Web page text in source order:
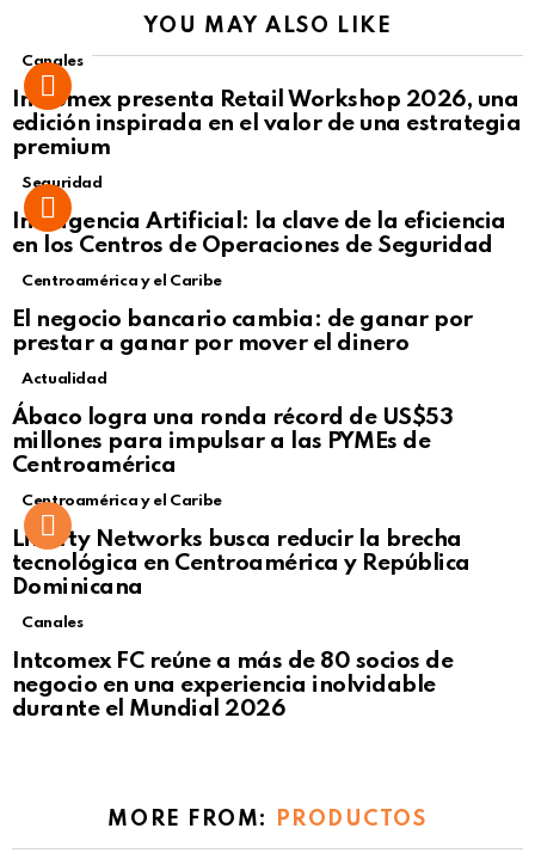
YOU MAY ALSO LIKE
Canales
Intcomex presenta Retail Workshop 2026, una
edición inspirada en el valor de una estrategia
premium
Seguridad
Inteligencia Artificial: la clave de la eficiencia
en los Centros de Operaciones de Seguridad
Centroamérica y el Caribe
El negocio bancario cambia: de ganar por
prestar a ganar por mover el dinero
Not Safe For Work
Click to view this post
Actualidad
Ábaco logra una ronda récord de US$53
millones para impulsar a las PYMEs de
Centroamérica
Centroamérica y el Caribe
Liberty Networks busca reducir la brecha
tecnológica en Centroamérica y República
Dominicana
Canales
Intcomex FC reúne a más de 80 socios de
negocio en una experiencia inolvidable
durante el Mundial 2026
MORE FROM: PRODUCTOS